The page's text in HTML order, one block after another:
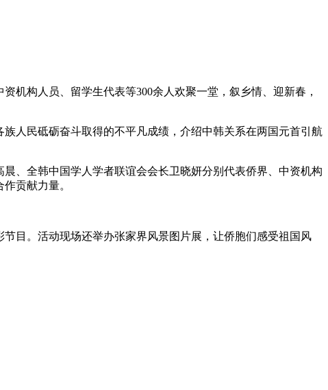
构人员、留学生代表等300余人欢聚一堂，叙乡情、迎新春，
人民砥砺奋斗取得的不平凡成绩，介绍中韩关系在两国元首引航
、全韩中国学人学者联谊会会长卫晓妍分别代表侨界、中资机构
贡献力量。
目。活动现场还举办张家界风景图片展，让侨胞们感受祖国风